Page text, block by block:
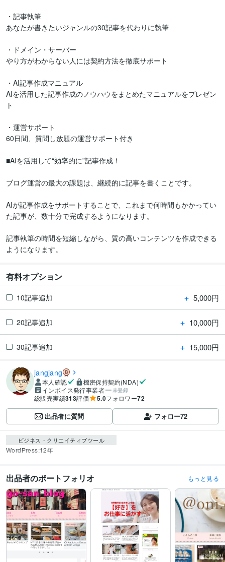
・記事執筆
あなたが書きたいジャンルの30記事を代わりに執筆
・ドメイン・サーバー
やり方がわからない人には契約方法を徹底サポート
・AI記事作成マニュアル
AIを活用した記事作成のノウハウをまとめたマニュアルをプレゼン
ト
・運営サポート
60日間、質問し放題の運営サポート付き
■AIを活用して“効率的に”記事作成！
ブログ運営の最大の課題は、継続的に記事を書くことです。
AIが記事作成をサポートすることで、これまで何時間もかかってい
た記事が、数十分で完成するようになります。
記事執筆の時間を短縮しながら、質の高いコンテンツを作成できる
ようになります。
有料オプション
10記事追加 ＋ 5,000円
20記事追加 ＋ 10,000円
30記事追加 ＋ 15,000円
jangjang
本人確認
機密保持契約(NDA)
インボイス発行事業者
未登録
総販売実績313評価 5.0フォロワー72
出品者に質問 フォロー72
ビジネス・クリエイティブツール
WordPress:12年
出品者のポートフォリオ もっと見る